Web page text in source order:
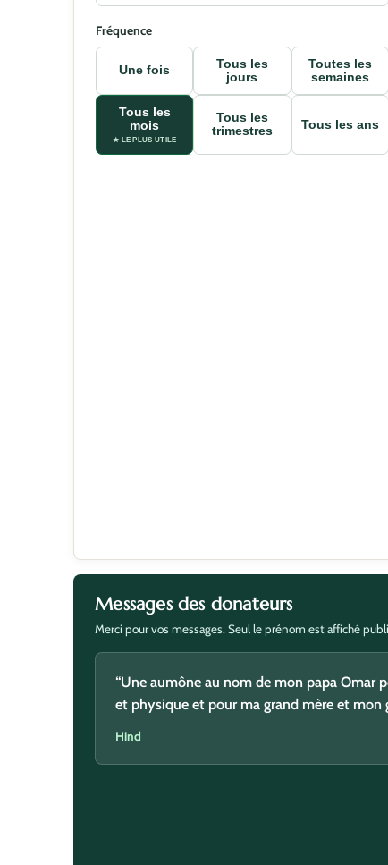
Fréquence
Une fois
Tous les
jours
Toutes les
semaines
Tous les
mois
★ LE PLUS UTILE
Tous les
trimestres
Tous les ans
Messages des donateurs
Merci pour vos messages. Seul le prénom est affiché
“Une aumône au nom de mon papa Omar
et physique et pour ma grand mère et mon
“Je fais cette aumône pour ma guérison ,
copine Zineb. Et je n’oublie pas tous les
Hind